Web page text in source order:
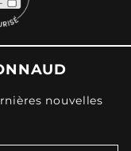
nouvelles